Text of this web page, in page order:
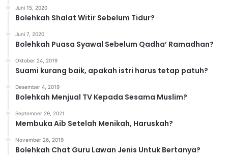
Juni 15, 2020
Bolehkah Shalat Witir Sebelum Tidur?
Juni 7, 2020
Bolehkah Puasa Syawal Sebelum Qadha’ Ramadhan?
Oktober 24, 2019
Suami kurang baik, apakah istri harus tetap patuh?
Desember 4, 2019
Bolehkah Menjual TV Kepada Sesama Muslim?
September 29, 2021
Membuka Aib Setelah Menikah, Haruskah?
November 26, 2019
Bolehkah Chat Guru Lawan Jenis Untuk Bertanya?